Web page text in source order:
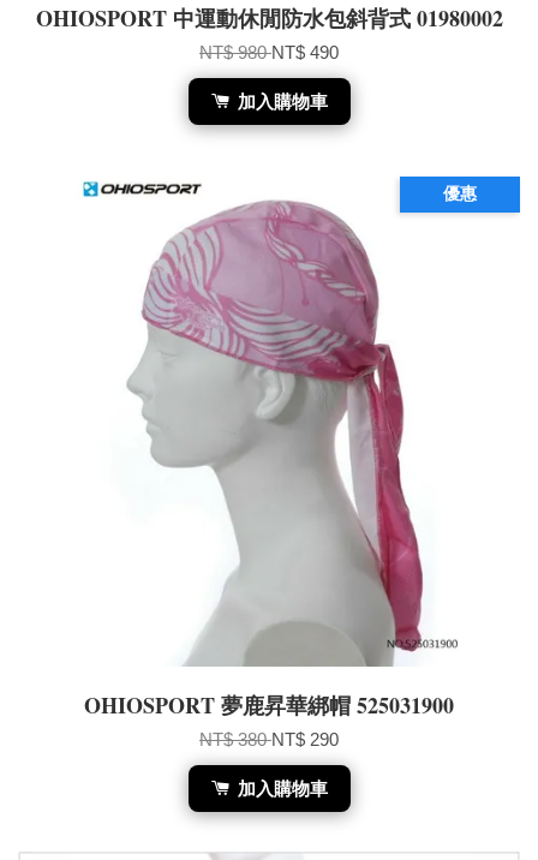
OHIOSPORT 中運動休閒防水包斜背式 01980002
NT$ 980NT$ 490
加入購物車
優惠
OHIOSPORT 夢鹿昇華綁帽 525031900
NT$ 380NT$ 290
加入購物車